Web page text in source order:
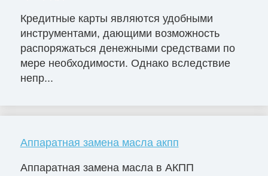
Кредитные карты являются удобными
инструментами, дающими возможность
распоряжаться денежными средствами по
мере необходимости. Однако вследствие
непр...
Аппаратная замена масла акпп
Аппаратная замена масла в АКПП